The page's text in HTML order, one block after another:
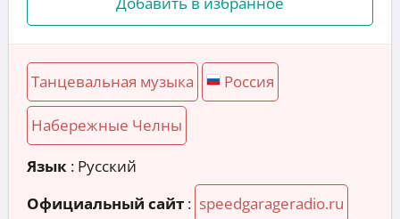
Танцевальная музыка Россия
Набережные Челны
Язык : Русский
Официальный сайт : speedgarageradio.ru